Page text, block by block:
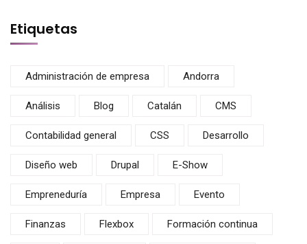
Etiquetas
Administración de empresa Andorra
Análisis Blog Catalán CMS
Contabilidad general CSS Desarrollo
Diseño web Drupal E-Show
Empreneduría Empresa Evento
Finanzas Flexbox Formación continua